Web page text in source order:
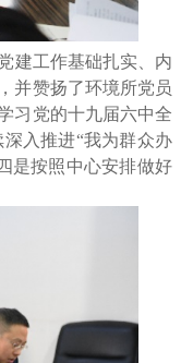
建工作基础扎实、内
并赞扬了环境所党员
习党的十九届六中全
入推进“我为群众办
是按照中心安排做好